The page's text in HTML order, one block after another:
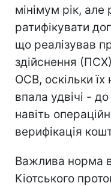
мінімум рік, але
ратифікувати
що реалізував
здійснення
ОСВ, оскільки
впала удвічі -
навіть
верифікація
Важлива норма
Кіотського